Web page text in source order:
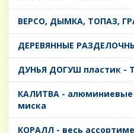
ВЕРСО, ДЫМКА, ТОПАЗ,
ДЕРЕВЯННЫЕ
ДУНЬЯ ДОГУШ пластик -
КАЛИТВА - алюминиевые
миска
КОРАЛЛ - весь